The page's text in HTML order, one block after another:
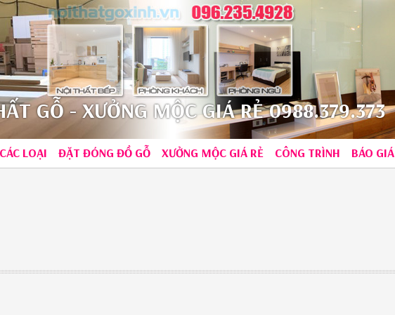
GỖ - XƯỞNG MỘC GIÁ RẺ 0988.379.373
LOẠI ĐẶT ĐÓNG ĐỒ GỖ XƯỞNG MỘC GIÁ RẺ CÔNG TRÌNH BÁO GIÁ